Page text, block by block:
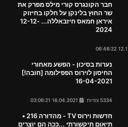
חבר הקונגרס קורי מילס מפרק את
שר החוץ בלינקן על חלקו בחיזוק
איראן חמאס חיזבאללה... 12-12-
2024
נערות בסיכון - הפשע מאחורי
החיסון לוירוס הפפילומה [חובה!]
16-04-2021
5334 צפיות
חדשות וירוס TV - מהדורה 216 •
תיאום תיקשורתי ...ככה הם יוצרים